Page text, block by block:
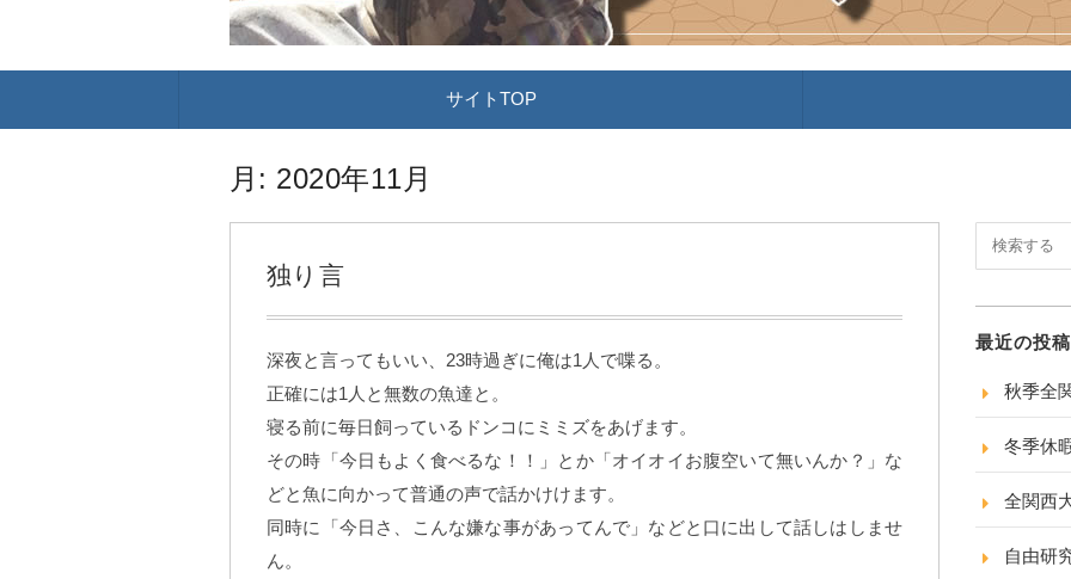
テ
サイトTOP
月: 2020年11月
独り言
深夜と言ってもいい、23時過ぎに俺は1人で喋る。
正確には1人と無数の魚達と。
寝る前に毎日飼っているドンコにミミズをあげます。
その時「今日もよく食べるな！！」とか「オイオイお腹空いて無いんか？」な
どと魚に向かって普通の声で話かけけます。
同時に「今日さ、こんな嫌な事があってんで」などと口に出して話しはしませ
ん。
最近の投稿
秋季全
冬季休
全関西
自由研